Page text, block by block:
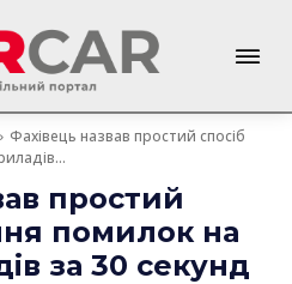
Фахівець назвав простий спосіб
простий
помилок на
за 30 секунд